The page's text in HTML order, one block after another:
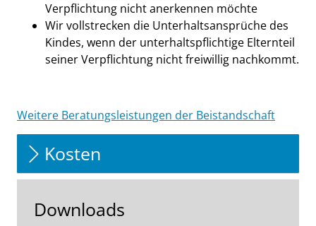
Verpflichtung nicht anerkennen möchte
Wir vollstrecken die Unterhaltsansprüche des
Kindes, wenn der unterhaltspflichtige Elternteil
seiner Verpflichtung nicht freiwillig nachkommt.
Weitere Beratungsleistungen der Beistandschaft
Kosten
Downloads